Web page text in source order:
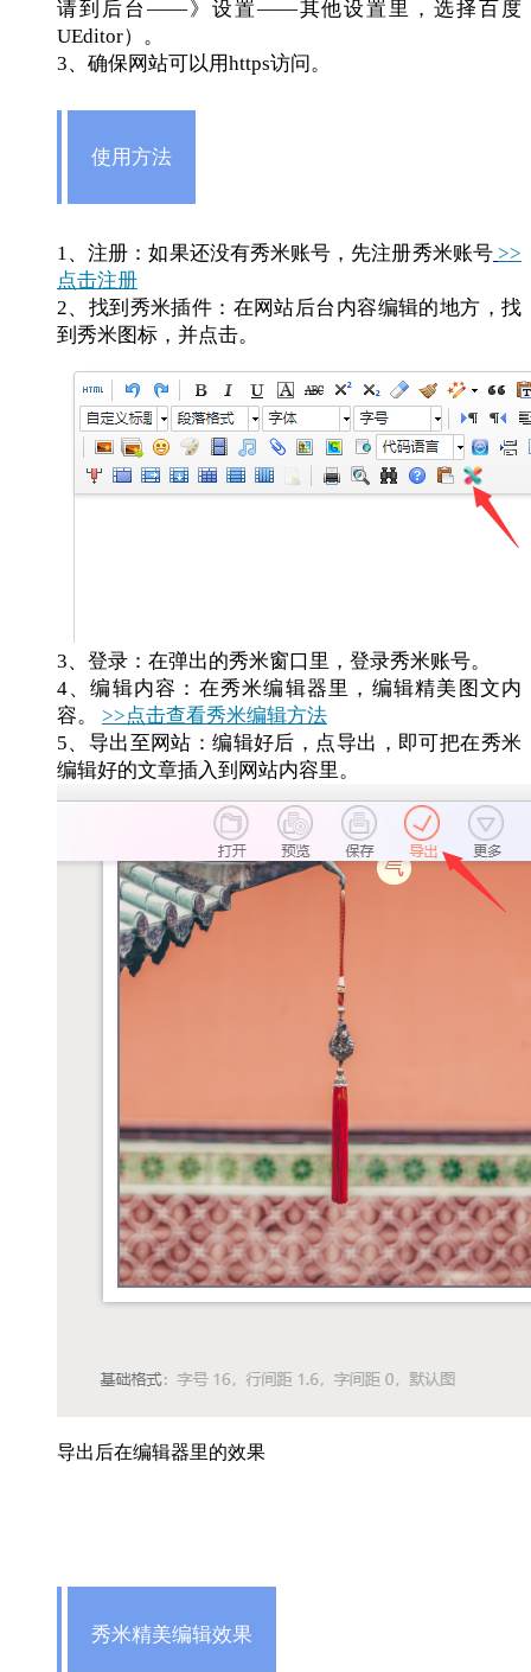
请到后台——》设置——其他设置里，选择百度
UEditor）。
3、确保网站可以用https访问。
使用方法
1、注册：如果还没有秀米账号，先注册秀米账号 >>
点击注册
2、找到秀米插件：在网站后台内容编辑的地方，找
到秀米图标，并点击。
3、登录：在弹出的秀米窗口里，登录秀米账号。
4、编辑内容：在秀米编辑器里，编辑精美图文内
容。
>>点击查看秀米编辑方法
5、导出至网站：编辑好后，点导出，即可把在秀米
编辑好的文章插入到网站内容里。
导出后在编辑器里的效果
秀米精美编辑效果